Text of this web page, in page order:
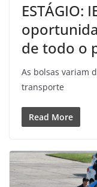
ESTÁGIO:
de todo o
As bolsas variam
transporte
Read More